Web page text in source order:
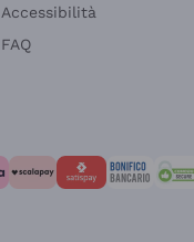
Accessibilità
FAQ